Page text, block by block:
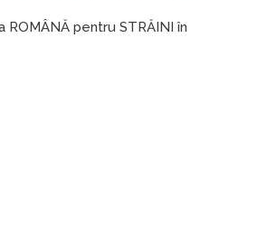
ROMÂNĂ pentru STRĂINI în